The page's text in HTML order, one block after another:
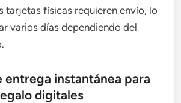
tarjetas físicas requieren envío, lo
varios días dependiendo del
entrega instantánea para
digitales